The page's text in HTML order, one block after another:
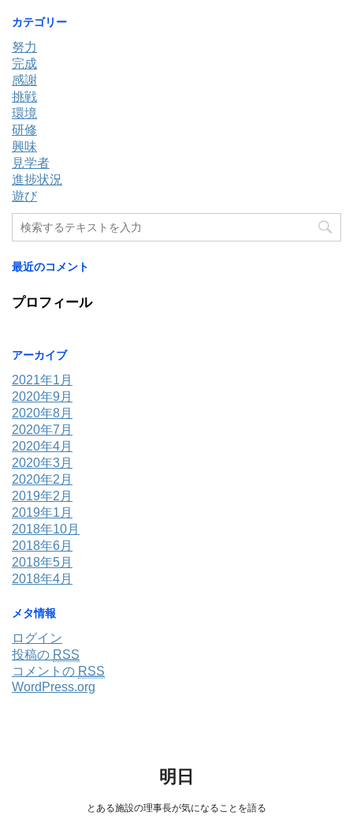
カテゴリー
努力
完成
感謝
挑戦
環境
研修
興味
見学者
進捗状況
遊び
最近のコメント
プロフィール
アーカイブ
2021年1月
2020年9月
2020年8月
2020年7月
2020年4月
2020年3月
2020年2月
2019年2月
2019年1月
2018年10月
2018年6月
2018年5月
2018年4月
メタ情報
ログイン
投稿の RSS
コメントの RSS
WordPress.org
明日
とある施設の理事長が気になることを語る